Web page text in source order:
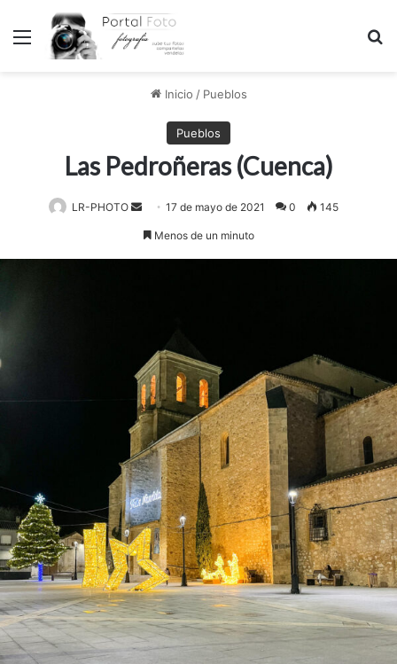
Menú
Inicio / Pueblos
Pueblos
Las Pedroñeras (Cuenca)
LR-PHOTO
Send
an
17 de mayo de 2021 0 145
Menos de un minuto